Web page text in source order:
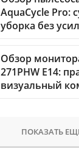
AquaCycle Pro:
уборка без
Обзор
271PHW E14:
визуальный
ПОКАЗАТЬ